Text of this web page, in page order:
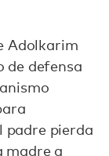
Adolkarim
de defensa
padre pierda
madre a